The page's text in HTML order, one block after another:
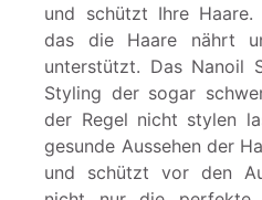
und schützt Ihre Haare.
das die Haare nährt
unterstützt. Das Nanoil
Styling der sogar
der Regel nicht stylen
gesunde Aussehen der
und schützt vor den